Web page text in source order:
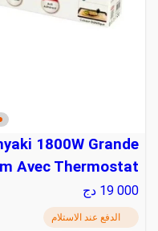
1800W Grande
Avec Thermostat ...
19 000 دج
الدفع عند الاستلام